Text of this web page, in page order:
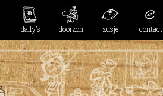
daily’s doorzon zusje contact